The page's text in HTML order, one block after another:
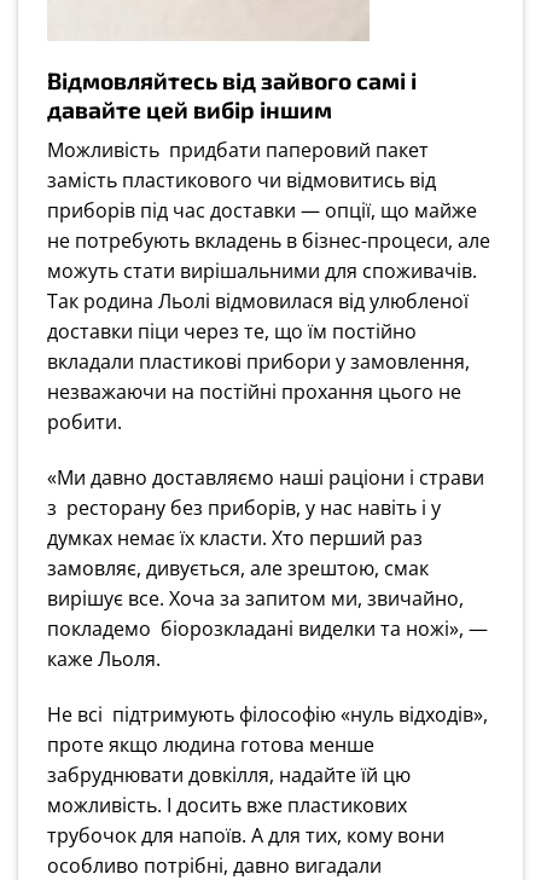
Відмовляйтесь від зайвого самі і
давайте цей вибір іншим
Можливість придбати паперовий пакет
замість пластикового чи відмовитись від
приборів під час доставки — опції, що майже
не потребують вкладень в бізнес-процеси, але
можуть стати вирішальними для споживачів.
Так родина Льолі відмовилася від улюбленої
доставки піци через те, що їм постійно
вкладали пластикові прибори у замовлення,
незважаючи на постійні прохання цього не
робити.
«Ми давно доставляємо наші раціони і страви
з ресторану без приборів, у нас навіть і у
думках немає їх класти. Хто перший раз
замовляє, дивується, але зрештою, смак
вирішує все. Хоча за запитом ми, звичайно,
покладемо біорозкладані виделки та ножі», —
каже Льоля.
Не всі підтримують філософію «нуль відходів»,
проте якщо людина готова менше
забруднювати довкілля, надайте їй цю
можливість. І досить вже пластикових
трубочок для напоїв. А для тих, кому вони
особливо потрібні, давно вигадали